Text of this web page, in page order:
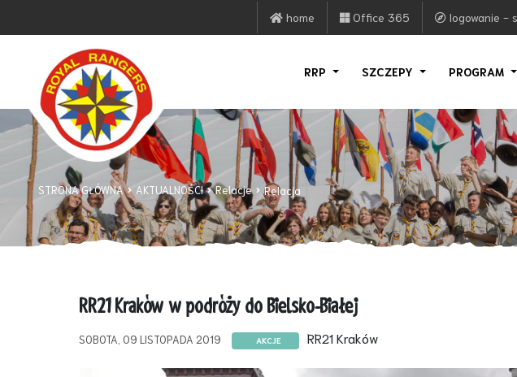
home Office 365 logowanie -
RRP SZCZEPY PROGRAM
Relacje
AKTUALNOŚCI
STRONA GŁÓWNA Relacja
RR21 Kraków w podróży do Bielsko-Białej
SOBOTA, 09 LISTOPADA 2019 AKCJE RR21 Kraków